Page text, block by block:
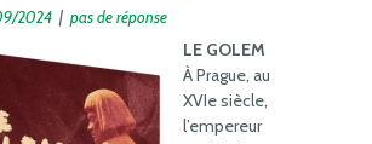
2024 | pas de réponse
LE GOLEM
À Prague, au
XVIe siècle,
l’empereur